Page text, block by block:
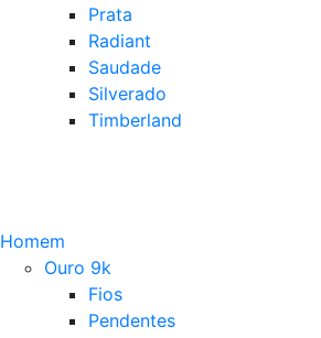
Prata
Radiant
Saudade
Silverado
Timberland
Homem
Ouro 9k
Fios
Pendentes